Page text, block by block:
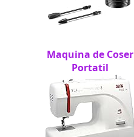
Maquina de Coser
Portatil